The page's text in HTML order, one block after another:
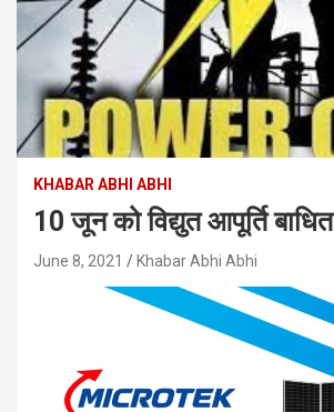
KHABAR ABHI ABHI
10 जून को विद्युत आपूर्ति बाधित
June 8, 2021 Khabar Abhi Abhi